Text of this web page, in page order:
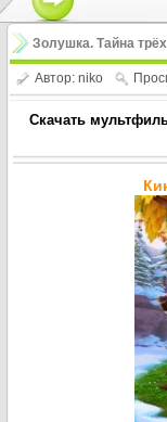
Золушка. Тайна
Автор: niko
Скачать